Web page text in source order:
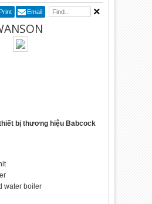
Email
bị thương hiệu Babcock
water boiler